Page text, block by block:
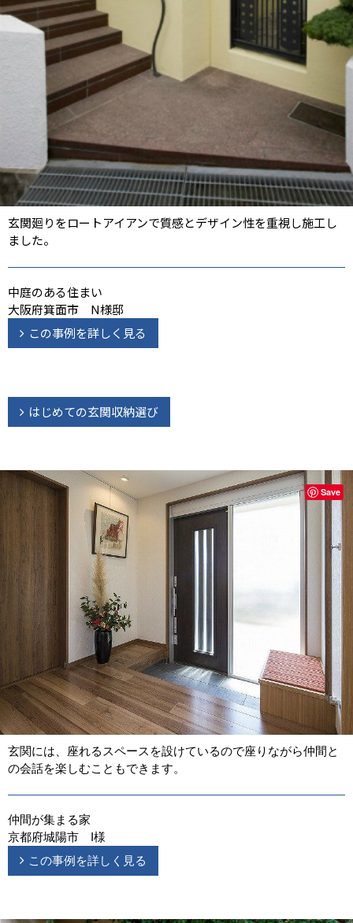
玄関廻りをロートアイアンで質感とデザイン性を重視し施工し
ました。
中庭のある住まい
大阪府箕面市 N様邸
この事例を詳しく見る
はじめての玄関収納選び
玄関には、座れるスペースを設けているので座りながら仲間と
の会話を楽しむこともできます。
仲間が集まる家
京都府城陽市 I様
この事例を詳しく見る
Save